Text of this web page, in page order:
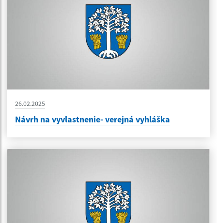
26.02.2025
Návrh na vyvlastnenie- verejná vyhláška